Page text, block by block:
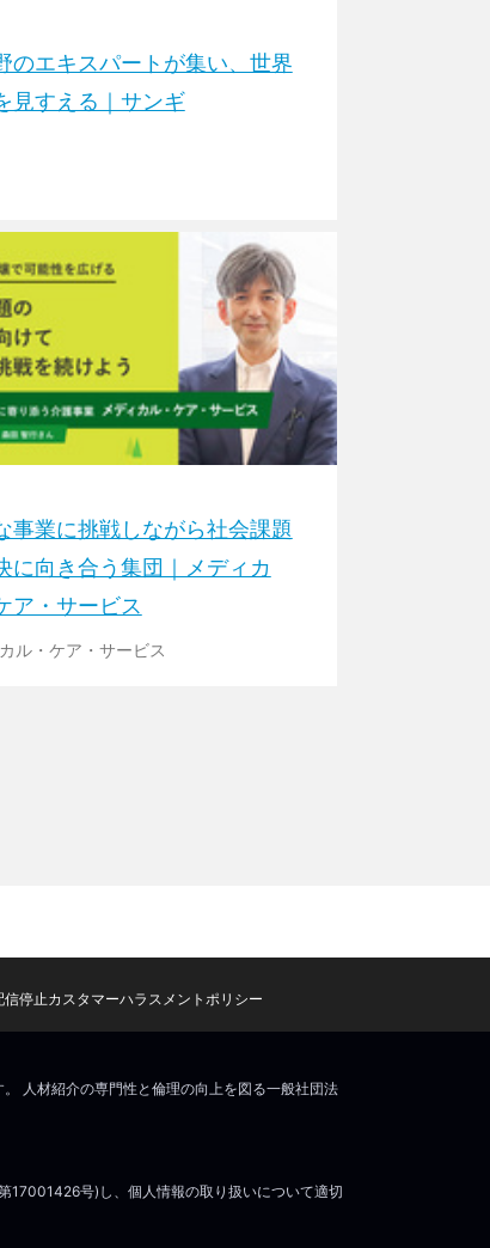
のエキスパートが集い、世界
見すえる｜サンギ
事業に挑戦しながら社会課題
に向き合う集団｜メディカ
ア・サービス
ル・ケア・サービス
信停止カスタマーハラスメントポリシー